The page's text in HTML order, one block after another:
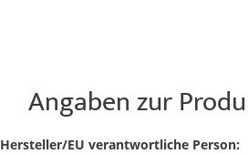
Angaben zur
Hersteller/EU verantwortliche Person: